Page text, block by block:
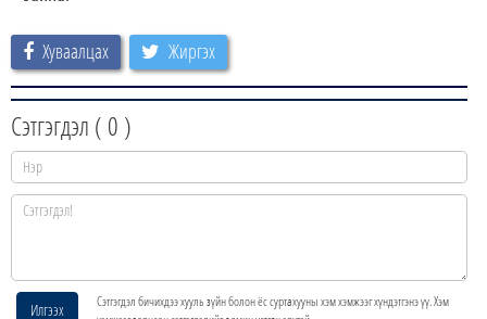
Хуваалцах Жиргэх
Сэтгэгдэл ( 0 )
Илгээх
Сэтгэгдэл бичихдээ хууль зүйн болон ёс суртахууны хэм хэмжээг хүндэтгэнэ үү. Хэм